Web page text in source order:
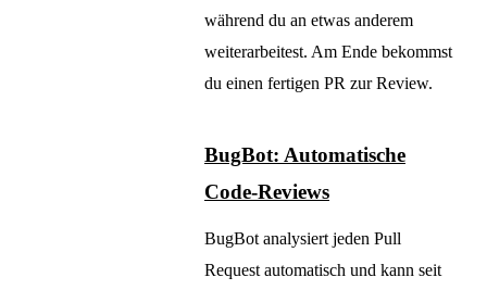
während du an etwas anderem
weiterarbeitest. Am Ende bekommst
du einen fertigen PR zur Review.
BugBot: Automatische
Code-Reviews
BugBot analysiert jeden Pull
Request automatisch und kann seit